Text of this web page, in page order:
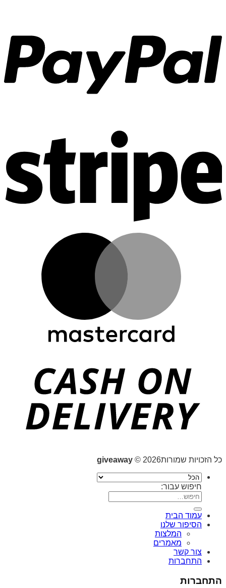
כל הזכויות שמורות2026 © giveaway
חיפוש עבור:
עמוד הבית
הסיפור שלנו
המלצות
מאמרים
צור קשר
התחברות
התחברות